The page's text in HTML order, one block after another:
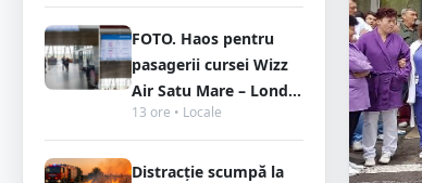
FOTO. Haos pentru
pasagerii cursei Wizz
Air Satu Mare – Lond...
13 ore • Locale
Distracție scumpă la